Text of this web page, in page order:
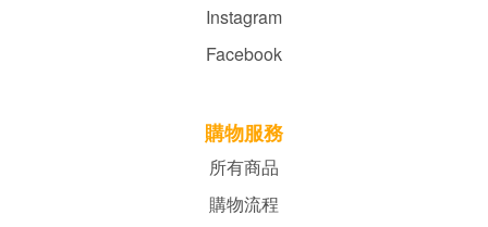
Instagram
Facebook
購物服務
所有商品
購物流程